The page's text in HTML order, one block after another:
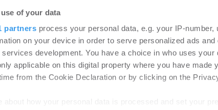
of your data
partners process your personal data, e.g. your IP-
on your device in order to serve personalized ads
services development. You have a choice in who uses
applicable on this digital property where you have made
from the Cookie Declaration or by clicking on the
Hotel Group übernimmt
von vier Covivio-
in Deutschland und
Portfolio um mehr als
Zimmer